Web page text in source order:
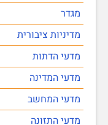
מגדר
מדיניות ציבורית
מדעי הדתות
מדעי המדינה
מדעי המחשב
מדעי התזונה